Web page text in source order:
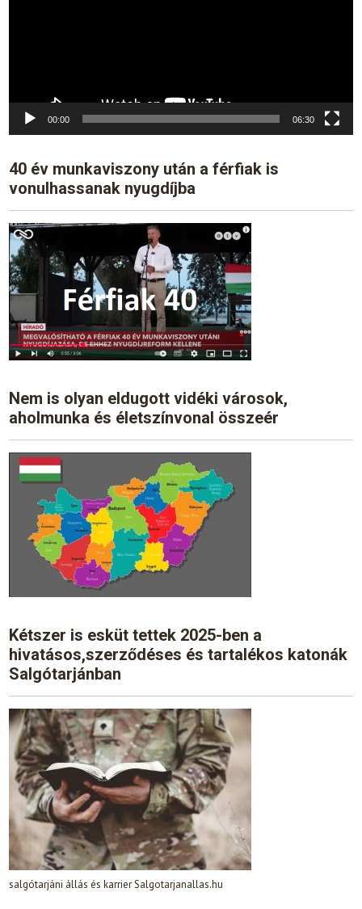
00:00 06:30
40 év munkaviszony után a férfiak is
vonulhassanak nyugdíjba
Nem is olyan eldugott vidéki városok,
aholmunka és életszínvonal összeér
Kétszer is esküt tettek 2025-ben a
hivatásos,szerződéses és tartalékos katonák
Salgótarjánban
salgótarjáni állás és karrier Salgotarjanallas.hu